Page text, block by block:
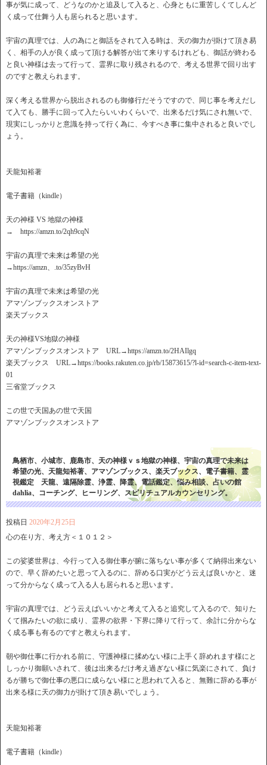
事が気に成って、どうなのかと追及して入ると、心身ともに重苦しくてしんど
く成って仕舞う人も居られると思います。
宇宙の真理では、人の為にと御話をされて入る時は、天の御力が掛けて頂き易
く、相手の人が良く成って頂ける解答が出て来りするけれども、御話が終わる
と良い神様は去って行って、霊界に取り残されるので、考える世界で回り出す
のですと教えられます。
深く考える世界から脱出されるのも御修行だそうですので、同じ事を考えだし
て入ても、勝手に回って入たらいいわくらいで、出来るだけ気にされ無いで、
現実にしっかりと意識を持って行く為に、今すべき事に集中されると良いでし
ょう。
天龍知裕著
電子書籍（kindle）
天の神様 VS 地獄の神様
→ https://amzn.to/2qh9cqN
宇宙の真理で未来は希望の光
→https://amzn、.to/35zyBvH
宇宙の真理で未来は希望の光
アマゾンブックスオンストア
楽天ブックス
天の神様VS地獄の神様
アマゾンブックスオンストア URL→https://amzn.to/2HAIlgq
楽天ブックス URL→https://books.rakuten.co.jp/rb/15873615/?l-id=search-c-item-text-
01
三省堂ブックス
この世で天国あの世で天国
アマゾンブックスオンストア
鳥栖市、小城市、鹿島市、天の神様ｖｓ地獄の神様、宇宙の真理で未来は
希望の光、天龍知裕著、アマゾンブックス、楽天ブックス、電子書籍、霊
視鑑定 天龍、遠隔除霊、浄霊、降霊、電話鑑定、悩み相談、占いの館
dahlia、コーチング、ヒーリング、スピリチュアルカウンセリング。
投稿日 2020年2月25日
心の在り方、考え方＜１０１２＞
この娑婆世界は、今行って入る御仕事が腑に落ちない事が多くて納得出来ない
ので、早く辞めたいと思って入るのに、辞める口実がどう云えば良いかと、迷
って分からなく成って入る人も居られると思います。
宇宙の真理では、どう云えばいいかと考えて入ると追究して入るので、知りた
くて掴みたいの欲に成り、霊界の欲界・下界に降りて行って、余計に分からな
く成る事も有るのですと教えられます。
朝や御仕事に行かれる前に、守護神様に揉めない様に上手く辞めれます様にと
しっかり御願いされて、後は出来るだけ考え過ぎない様に気楽にされて、負け
るが勝ちで御仕事の悪口に成らない様にと思われて入ると、無難に辞める事が
出来る様に天の御力が掛けて頂き易いでしょう。
天龍知裕著
電子書籍（kindle）